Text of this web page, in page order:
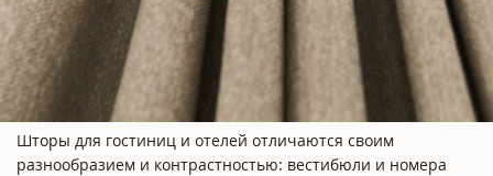
Шторы для гостиниц и отелей отличаются своим
разнообразием и контрастностью: вестибюли и номера